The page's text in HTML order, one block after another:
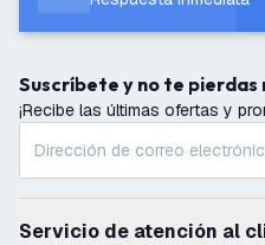
Suscríbete y no te
¡Recibe las últimas ofertas y
Servicio de atención al